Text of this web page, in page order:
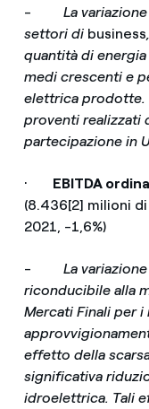
- La
settori di business
quantità di
medi crescenti e
elettrica prodotte.
proventi realizzati
partecipazione in
· EBITDA
(8.436[2] milioni
2021, -1,6%)
- La
riconducibile alla
Mercati Finali per
effetto della
significativa
idroelettrica. Tali